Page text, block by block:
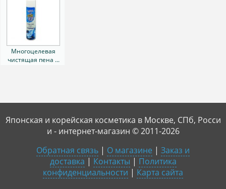
Многоцелевая
чистящая пена ...
Японская и корейская косметика в Москве, СПб, Росси
и - интернет-магазин © 2011-2026
Обратная связь | О магазине | Заказ и
доставка | Контакты | Политика
конфиденциальности | Карта сайта